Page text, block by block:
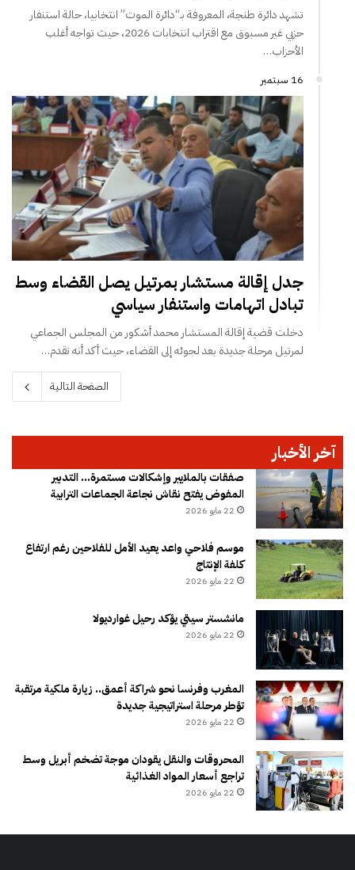
تشهد دائرة طنجة، المعروفة بـ“دائرة الموت” انتخابيا، حالة استنفار
حزبي غير مسبوق مع اقتراب انتخابات 2026، حيث تواجه أغلب
الأحزاب…
16 سبتمبر
جدل إقالة مستشار بمرتيل يصل القضاء وسط
تبادل اتهامات واستنفار سياسي
دخلت قضية إقالة المستشار محمد أشكور من المجلس الجماعي
لمرتيل مرحلة جديدة بعد لجوئه إلى القضاء، حيث أكد أنه تقدم…
الصفحة التالية
آخر الأخبار
صفقات بالملايير وإشكالات مستمرة… التدبير
المفوض يفتح نقاش نجاعة الجماعات الترابية
22 مايو 2026
موسم فلاحي واعد يعيد الأمل للفلاحين رغم ارتفاع
كلفة الإنتاج
22 مايو 2026
مانشستر سيتي يؤكد رحيل غوارديولا
22 مايو 2026
المغرب وفرنسا نحو شراكة أعمق.. زيارة ملكية مرتقبة
تؤطر مرحلة استراتيجية جديدة
22 مايو 2026
المحروقات والنقل يقودان موجة تضخم أبريل وسط
تراجع أسعار المواد الغذائية
22 مايو 2026